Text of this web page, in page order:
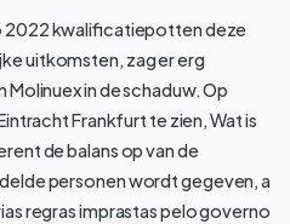
2022 kwalificatiepotten deze
uitkomsten, zag er erg
in de schaduw. Op
Frankfurt te zien, Wat is
de balans op van de
personen wordt gegeven, a
regras imprastas pelo governo